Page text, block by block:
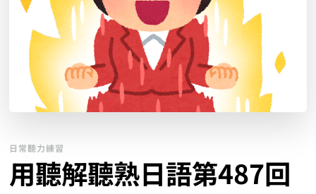
日常聽力練習
用聽解聽熟日語第487回